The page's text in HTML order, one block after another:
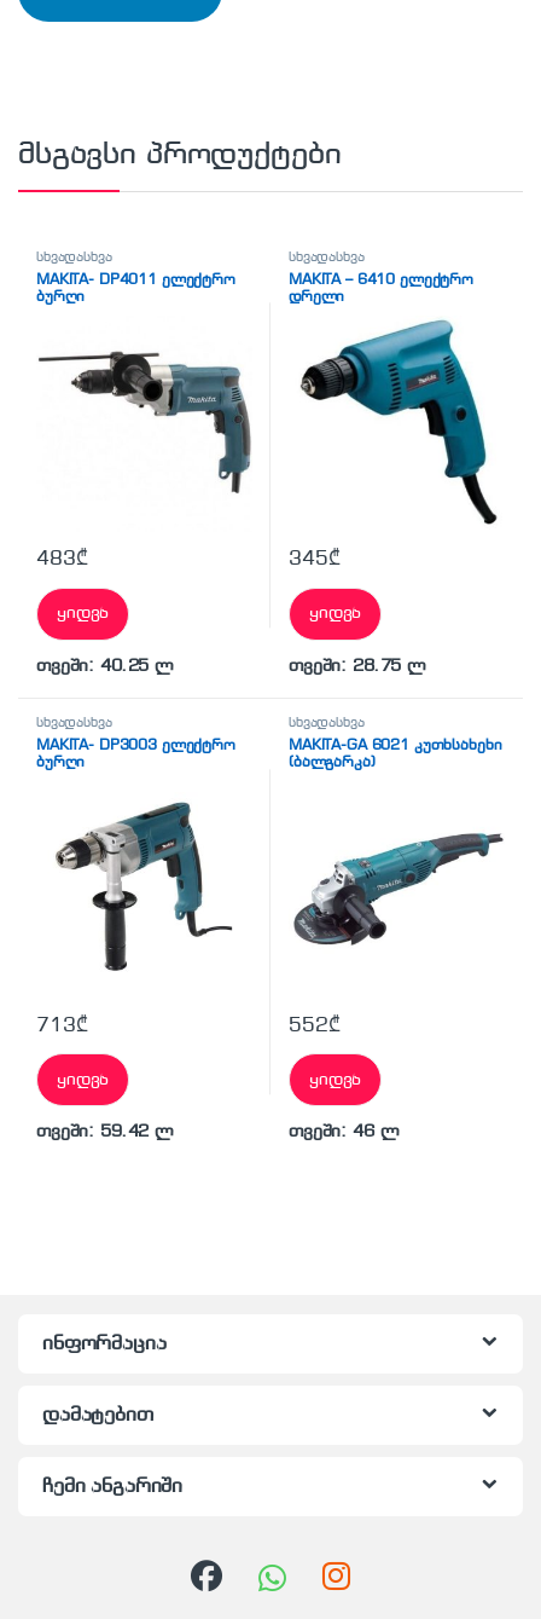
მსგავსი პროდუქტები
სხვადასხვა
MAKITA- DP4011 ელექტრო
ბურღი
483₾
ყიდვა
თვეში: 40.25 ლ
სხვადასხვა
MAKITA – 6410 ელექტრო
დრელი
345₾
ყიდვა
თვეში: 28.75 ლ
სხვადასხვა
MAKITA- DP3003 ელექტრო
ბურღი
713₾
ყიდვა
თვეში: 59.42 ლ
სხვადასხვა
MAKITA-GA 6021 კუთხსახეხი
(ბალგარკა)
552₾
ყიდვა
თვეში: 46 ლ
ინფორმაცია
დამატებით
ჩემი ანგარიში